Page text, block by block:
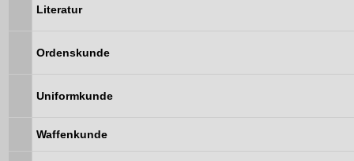
Literatur
Ordenskunde
Uniformkunde
Waffenkunde